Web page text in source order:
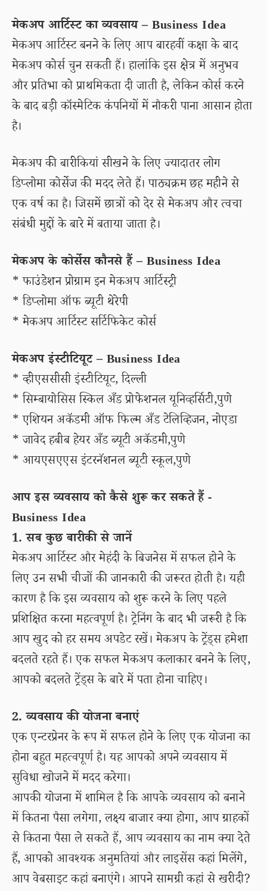
मेकअप आर्टिस्ट का व्यवसाय – Business Idea
मेकअप आर्टिस्ट बनने के लिए आप बारहवीं कक्षा के बाद
मेकअप कोर्स चुन सकती हैं। हालांकि इस क्षेत्र में अनुभव
और प्रतिभा को प्राथमिकता दी जाती है, लेकिन कोर्स करने
के बाद बड़ी कॉस्मेटिक कंपनियों में नौकरी पाना आसान होता
है।
मेकअप की बारीकियां सीखने के लिए ज्यादातर लोग
डिप्लोमा कोर्सेज की मदद लेते हैं। पाठ्यक्रम छह महीने से
एक वर्ष का है। जिसमें छात्रों को देर से मेकअप और त्वचा
संबंधी मुद्दों के बारे में बताया जाता है।
मेकअप के कोर्सेस कौनसे हैं – Business Idea
* फाउंडेशन प्रोग्राम इन मेकअप आर्टिस्‍ट्री
* डिप्‍लोमा ऑफ ब्‍यूटी थेरेपी
* मेकअप आर्टिस्‍ट सर्टिफिकेट कोर्स
मेकअप इंस्‍टीटियूट – Business Idea
* व्हीएससीसी इंस्‍टीटियूट, दिल्‍ली
* सिम्बायोसिस स्किल अँड प्रोफेशनल यूनिव्हर्सिटी,पुणे
* एशियन अकॅडमी ऑफ फिल्‍म अँड टेलिव्हिजन, नोएडा
* जावेद हबीब हेयर अँड ब्‍यूटी अकॅडमी,पुणे
* आयएसएएस इंटरनॅशनल ब्‍यूटी स्‍कूल,पुणे
आप इस व्यवसाय को कैसे शुरू कर सकते हैं -
Business Idea
1. सब कुछ बारीकी से जानें
मेकअप आर्टिस्ट और मेहंदी के बिजनेस में सफल होने के
लिए उन सभी चीजों की जानकारी की जरूरत होती है। यही
कारण है कि इस व्यवसाय को शुरू करने के लिए पहले
प्रशिक्षित करना महत्वपूर्ण है। ट्रेनिंग के बाद भी जरूरी है कि
आप खुद को हर समय अपडेट रखें। मेकअप के ट्रेंड्स हमेशा
बदलते रहते हैं। एक सफल मेकअप कलाकार बनने के लिए,
आपको बदलते ट्रेंड्स के बारे में पता होना चाहिए।
2. व्यवसाय की योजना बनाएं
एक एन्टरप्रेनर के रूप में सफल होने के लिए एक योजना का
होना बहुत महत्वपूर्ण है। यह आपको अपने व्यवसाय में
सुविधा खोजने में मदद करेगा।
आपकी योजना में शामिल है कि आपके व्यवसाय को बनाने
में कितना पैसा लगेगा, लक्ष्य बाजार क्या होगा, आप ग्राहकों
से कितना पैसा ले सकते हैं, आप व्यवसाय का नाम क्या देते
हैं, आपको आवश्यक अनुमतियां और लाइसेंस कहां मिलेंगे,
आप वेबसाइट कहां बनाएंगे। आपने सामग्री कहां से खरीदी?